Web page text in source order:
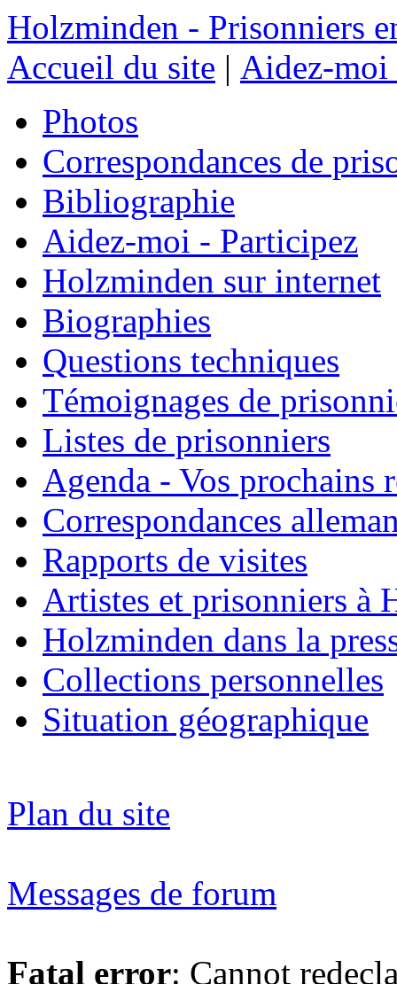
Holzminden - Prisonniers
Accueil du site | Aidez-moi
Photos
Correspondances de
Bibliographie
Aidez-moi - Participez
Holzminden sur internet
Biographies
Questions techniques
Témoignages de
Listes de prisonniers
Agenda - Vos prochains
Correspondances
Rapports de visites
Artistes et prisonniers à
Holzminden dans la
Collections personnelles
Situation géographique
Plan du site
Messages de forum
Fatal error: Cannot